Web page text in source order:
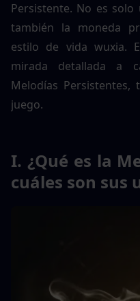
Persistente. No es
también la moneda
estilo de vida wuxia.
mirada detallada a
Melodías
juego.
I. ¿Qué es la
cuáles son sus